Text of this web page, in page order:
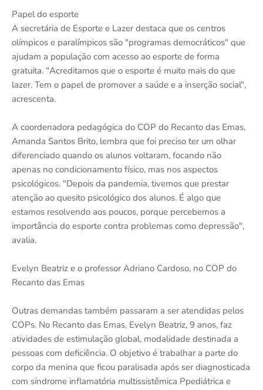
Papel do esporte
A secretária de Esporte e Lazer destaca que os centros
olímpicos e paralímpicos são "programas democráticos" que
ajudam a população com acesso ao esporte de forma
gratuita. "Acreditamos que o esporte é muito mais do que
lazer. Tem o papel de promover a saúde e a inserção social",
acrescenta.
A coordenadora pedagógica do COP do Recanto das Emas,
Amanda Santos Brito, lembra que foi preciso ter um olhar
diferenciado quando os alunos voltaram, focando não
apenas no condicionamento físico, mas nos aspectos
psicológicos. "Depois da pandemia, tivemos que prestar
atenção ao quesito psicológico dos alunos. É algo que
estamos resolvendo aos poucos, porque percebemos a
importância do esporte contra problemas como depressão",
avalia.
Evelyn Beatriz e o professor Adriano Cardoso, no COP do
Recanto das Emas
Outras demandas também passaram a ser atendidas pelos
COPs. No Recanto das Emas, Evelyn Beatriz, 9 anos, faz
atividades de estimulação global, modalidade destinada a
pessoas com deficiência. O objetivo é trabalhar a parte do
corpo da menina que ficou paralisada após ser diagnosticada
com síndrome inflamatória multissistêmica Ppediátrica e